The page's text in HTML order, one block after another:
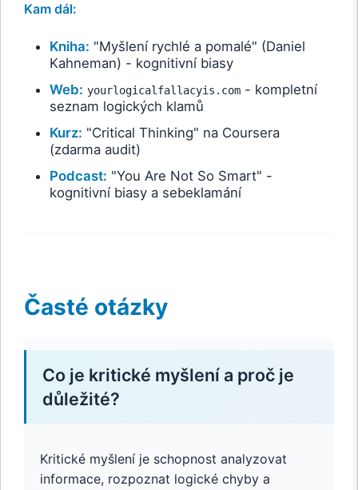
Kam dál:
Kniha: "Myšlení rychlé a pomalé" (Daniel
Kahneman) - kognitivní biasy
Web: yourlogicalfallacyis.com- kompletní
seznam logických klamů
Kurz: "Critical Thinking" na Coursera
(zdarma audit)
Podcast: "You Are Not So Smart" -
kognitivní biasy a sebeklamání
Časté otázky
Co je kritické myšlení a proč je
důležité?
Kritické myšlení je schopnost analyzovat
informace, rozpoznat logické chyby a